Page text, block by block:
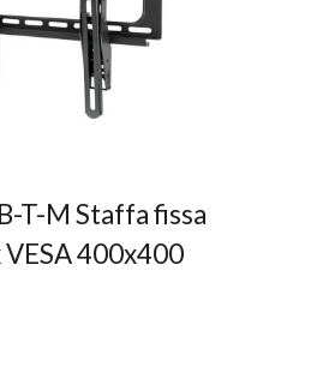
T-M Staffa fissa
400x400